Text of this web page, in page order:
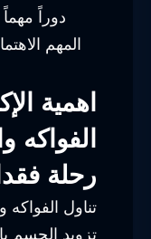
دوراً
المهم
اهمية
رحلة
تناول
تزويد الجسم